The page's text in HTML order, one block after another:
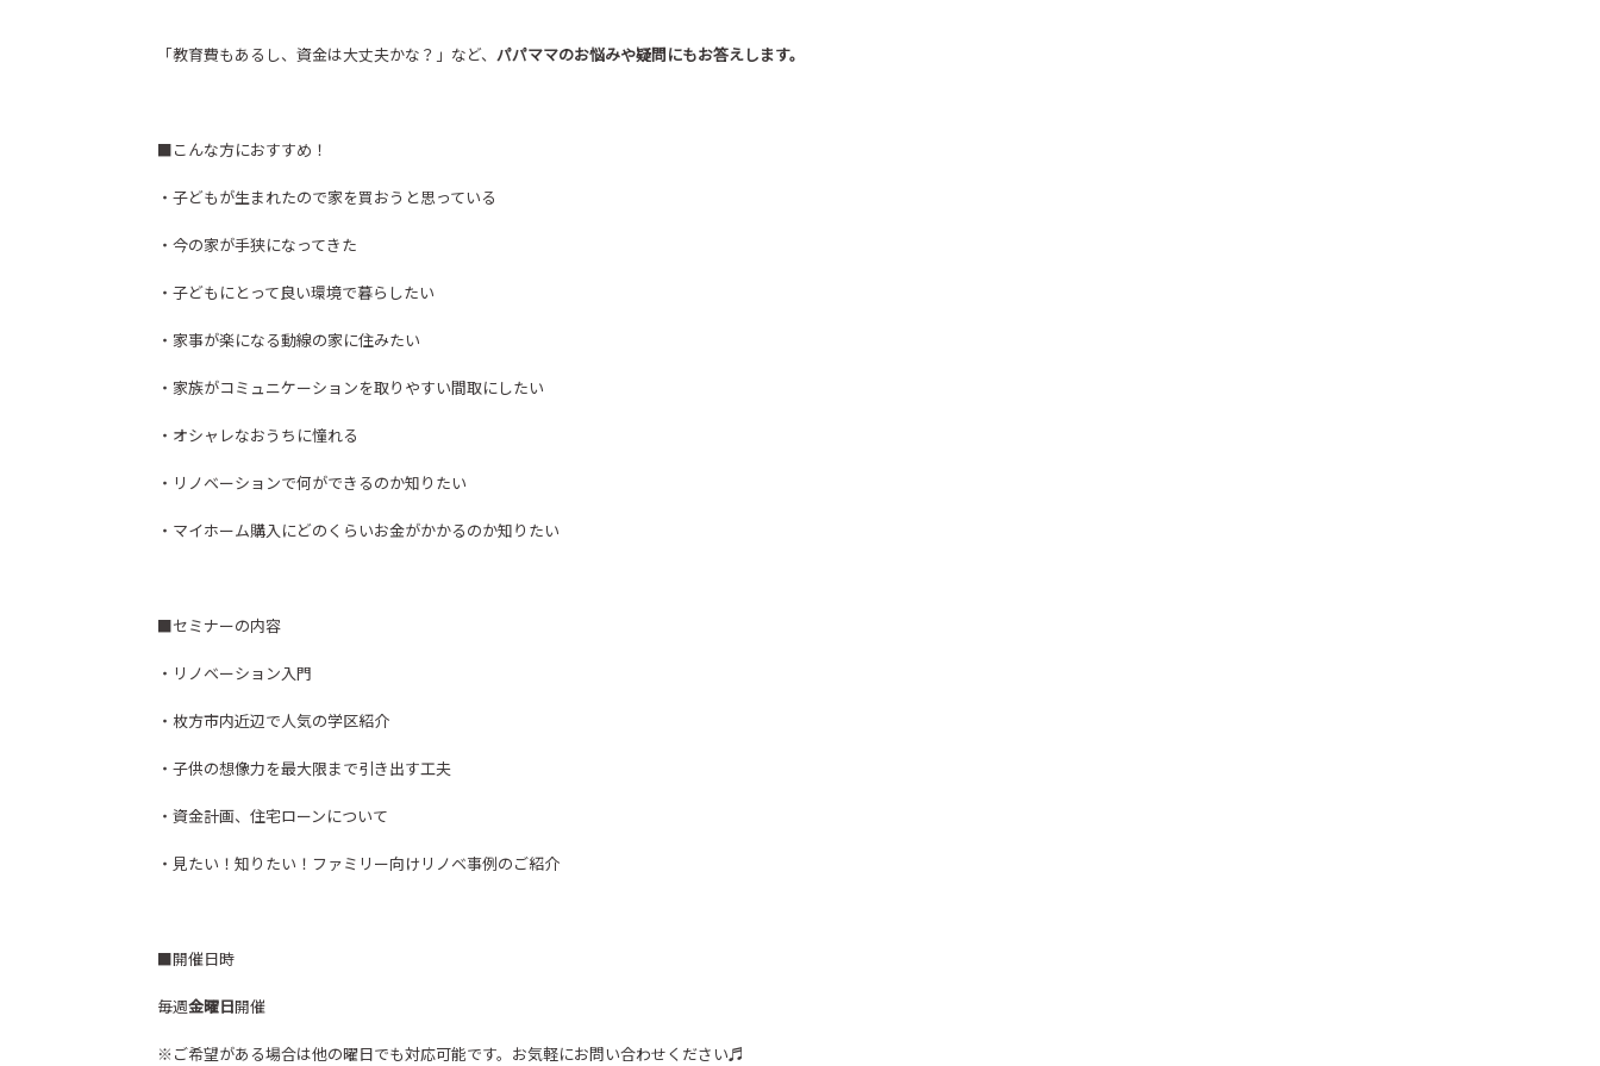
「教育費もあるし、資金は大丈夫かな？」など、 パパママのお悩みや疑問にもお答えします。
■こんな方におすすめ！
・子どもが生まれたので家を買おうと思っている
・今の家が手狭になってきた
・子どもにとって良い環境で暮らしたい
・家事が楽になる動線の家に住みたい
・家族がコミュニケーションを取りやすい間取にしたい
・オシャレなおうちに憧れる
・リノベーションで何ができるのか知りたい
・マイホーム購入にどのくらいお金がかかるのか知りたい
■セミナーの内容
・リノベーション入門
・枚方市内近辺で人気の学区紹介
・子供の想像力を最大限まで引き出す工夫
・資金計画、住宅ローンについて
・見たい！知りたい！ファミリー向けリノベ事例のご紹介
■開催日時
毎週金曜日開催
※ご希望がある場合は他の曜日でも対応可能です。お気軽にお問い合わせください♬